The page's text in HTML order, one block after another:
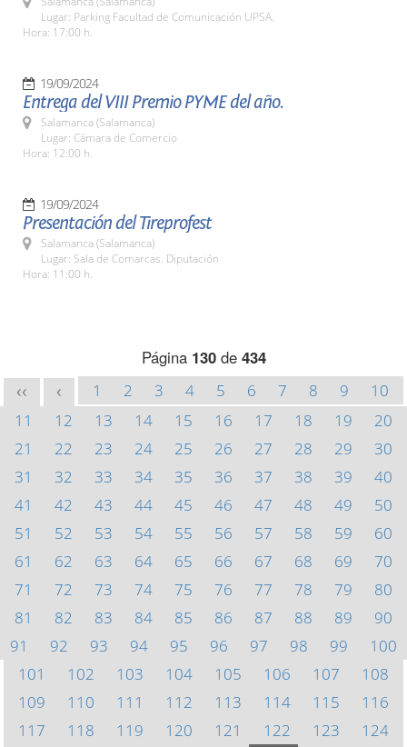
Lugar: Parking Facultad de Comunicación UPSA.
Hora: 17:00 h.
19/09/2024
Entrega del VIII Premio PYME del año.
Salamanca (Salamanca)
Lugar: Cámara de Comercio
Hora: 12:00 h.
19/09/2024
Presentación del Tireprofest
Salamanca (Salamanca)
Lugar: Sala de Comarcas. Diputación
Hora: 11:00 h.
Página 130de 434
<< < 1 2 3 4 5 6 7 8 9
10
11
12 13 14 15 16 17 18 19
20
21
22 23 24 25 26 27 28 29
30
31
32 33 34 35 36 37 38 39
40
41
42 43 44 45 46 47 48 49
50
51
52 53 54 55 56 57 58 59
60
61
62 63 64 65 66 67 68 69
70
71
72 73 74 75 76 77 78 79
80
81
82 83 84 85 86 87 88 89
90
91
92 93 94 95 96 97 98 99
100
101
102 103 104 105 106 107
108
109
110 111 112 113 114 115
116
117
118 119 120 121 122 123
124